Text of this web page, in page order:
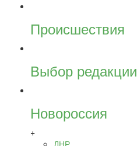
Происшествия
Выбор редакции
Новороссия
+
ДНР